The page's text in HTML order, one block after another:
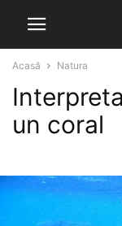
Acasă Natura
un coral